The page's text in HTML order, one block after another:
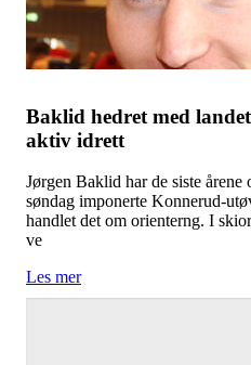
Baklid hedret med
aktiv idrett
Jørgen Baklid har de siste årene
søndag imponerte Konnerud-
handlet det om orienterng. I
ve
Les mer